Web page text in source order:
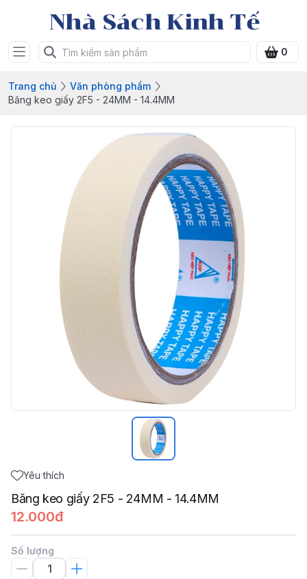
Nhà Sách Kinh Tế
0
Trang chủ
Văn phòng phẩm
Băng keo giấy 2F5 - 24MM - 14.4MM
Yêu thích
Băng keo giấy 2F5 - 24MM - 14.4MM
12.000đ
Số lượng